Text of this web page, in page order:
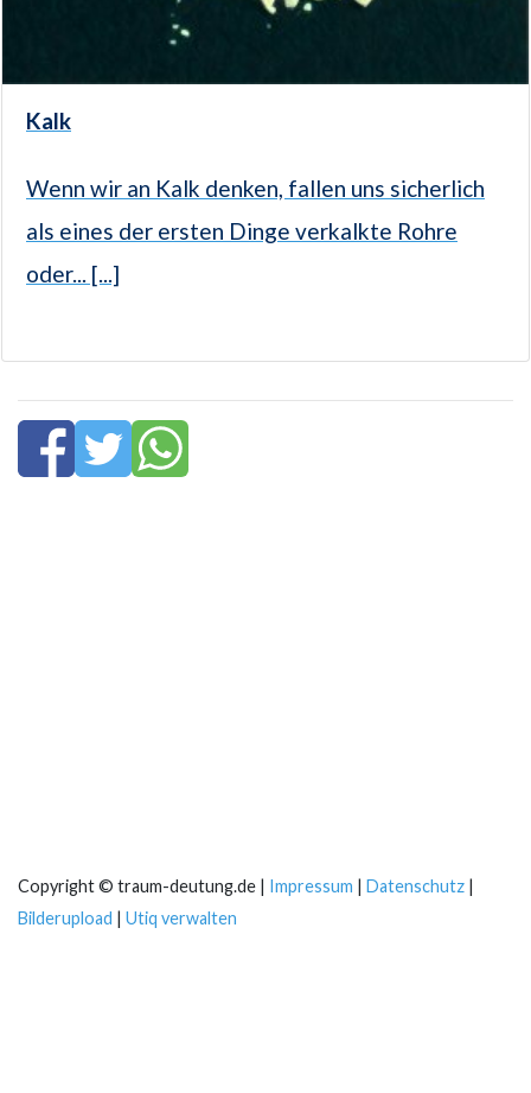
Kalk
Wenn wir an Kalk denken, fallen uns sicherlich
als eines der ersten Dinge verkalkte Rohre
oder... [...]
Copyright © traum-deutung.de | Impressum | Datenschutz |
Bilderupload | Utiq verwalten